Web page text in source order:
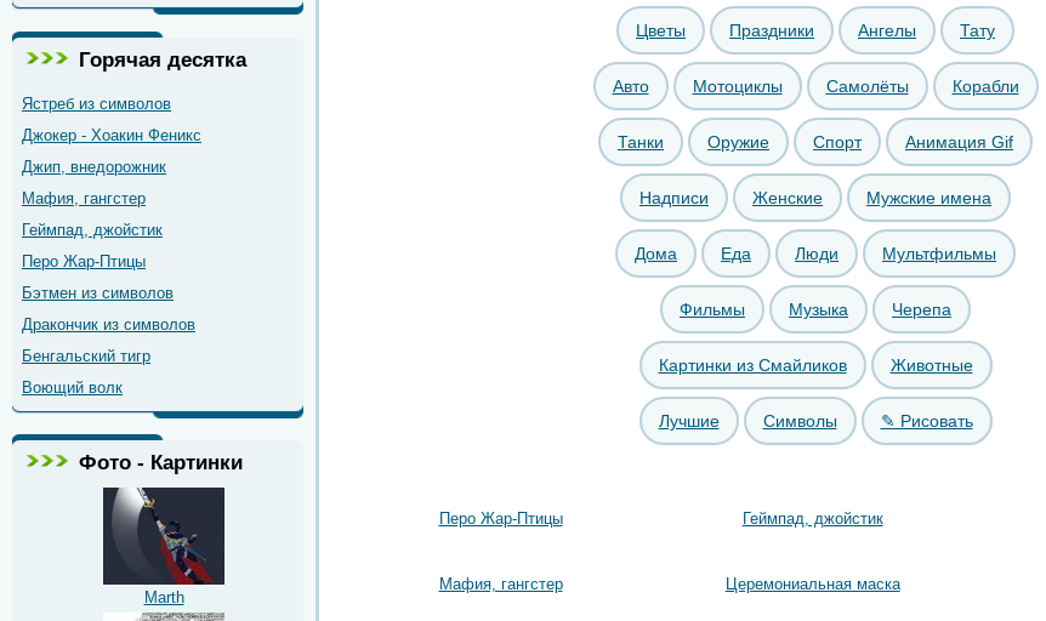
Горячая десятка
Ястреб из символов
Джокер - Хоакин Феникс
Джип, внедорожник
Мафия, гангстер
Геймпад, джойстик
Перо Жар-Птицы
Бэтмен из символов
Дракончик из символов
Бенгальский тигр
Воющий волк
Фото - Картинки
Marth
Цветы Праздники Ангелы Тату
Авто Мотоциклы Самолёты Корабли
Танки Оружие Спорт Анимация Gif
Надписи Женские Мужские имена
Дома Еда Люди Мультфильмы
Фильмы Музыка Черепа
Картинки из Смайликов Животные
Лучшие Символы ✎ Рисовать
Перо Жар-Птицы Геймпад, джойстик
Мафия, гангстер Церемониальная маска